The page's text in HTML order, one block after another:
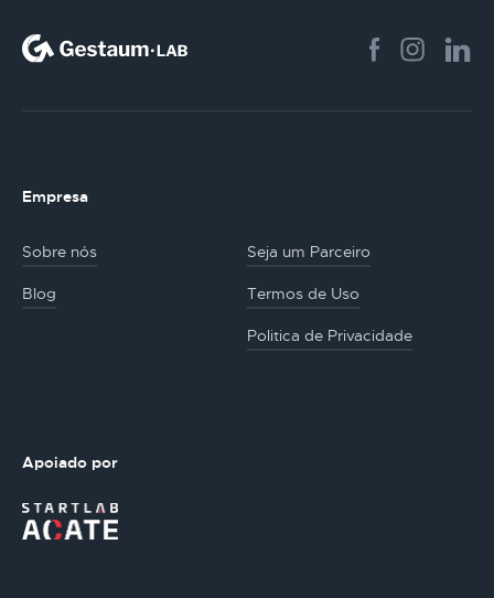
Empresa
Sobre nós Seja um Parceiro
Blog Termos de Uso
Politica de Privacidade
Apoiado por